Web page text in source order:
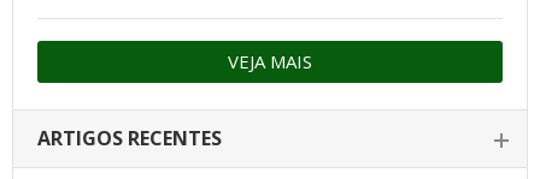
VEJA MAIS
ARTIGOS RECENTES